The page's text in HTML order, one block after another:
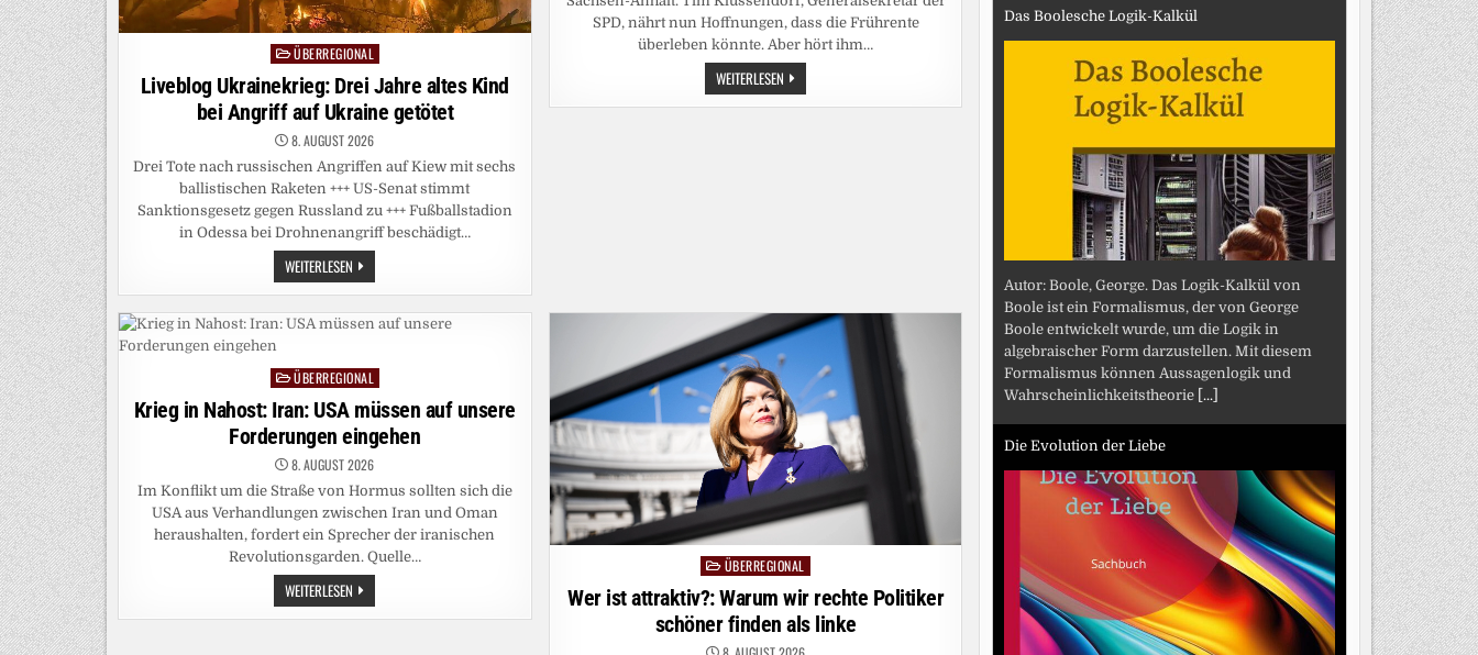
Posted
in
ÜBERREGIONAL
Liveblog Ukrainekrieg: Drei Jahre altes Kind
bei Angriff auf Ukraine getötet
8. AUGUST 2026
Drei Tote nach russischen Angriffen auf Kiew mit sechs
ballistischen Raketen +++ US-Senat stimmt
Sanktionsgesetz gegen Russland zu +++ Fußballstadion
in Odessa bei Drohnenangriff beschädigt…
WEITERLESEN LIVEBLOG
UKRAINEKRIEG:
DREI
ALTES
KIND
ANGRIFF
AUF
UKRAINE
GETÖTET
SPD, nährt nun Hoffnungen, dass die Frührente
überleben könnte. Aber hört ihm…
WEITERLESEN SOZIALDEMOKRATEN:
„WENN
IHR
Posted
in
ÜBERREGIONAL
Krieg in Nahost: Iran: USA müssen auf unsere
Forderungen eingehen
8. AUGUST 2026
Im Konflikt um die Straße von Hormus sollten sich die
USA aus Verhandlungen zwischen Iran und Oman
heraushalten, fordert ein Sprecher der iranischen
Revolutionsgarden. Quelle…
WEITERLESEN KRIEG
IN
NAHOST:
Posted
in
ÜBERREGIONAL
Wer ist attraktiv?: Warum wir rechte Politiker
schöner finden als linke
Das Boolesche Logik-Kalkül
Autor: Boole, George. Das Logik-Kalkül von
Boole ist ein Formalismus, der von George
Boole entwickelt wurde, um die Logik in
algebraischer Form darzustellen. Mit diesem
Formalismus können Aussagenlogik und
Wahrscheinlichkeitstheorie [...]
Die Evolution der Liebe